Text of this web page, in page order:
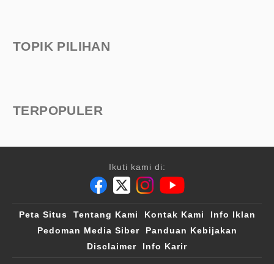
TOPIK PILIHAN
TERPOPULER
Ikuti kami di:
Peta Situs Tentang Kami Kontak Kami
Info Iklan
Pedoman Media Siber
Panduan Kebijakan
Disclaimer
Info Karir